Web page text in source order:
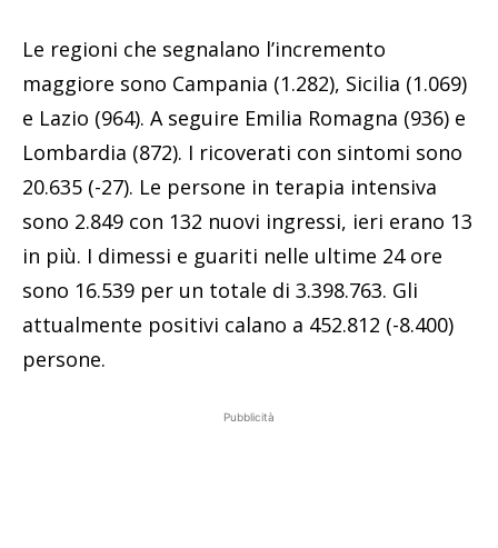
Le regioni che segnalano l’incremento
maggiore sono Campania (1.282), Sicilia (1.069)
e Lazio (964). A seguire Emilia Romagna (936) e
Lombardia (872). I ricoverati con sintomi sono
20.635 (-27). Le persone in terapia intensiva
sono 2.849 con 132 nuovi ingressi, ieri erano 13
in più. I dimessi e guariti nelle ultime 24 ore
sono 16.539 per un totale di 3.398.763. Gli
attualmente positivi calano a 452.812 (-8.400)
persone.
Pubblicità